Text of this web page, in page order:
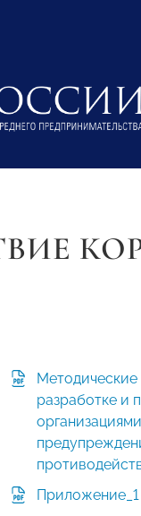
разработке и
Приложение_1